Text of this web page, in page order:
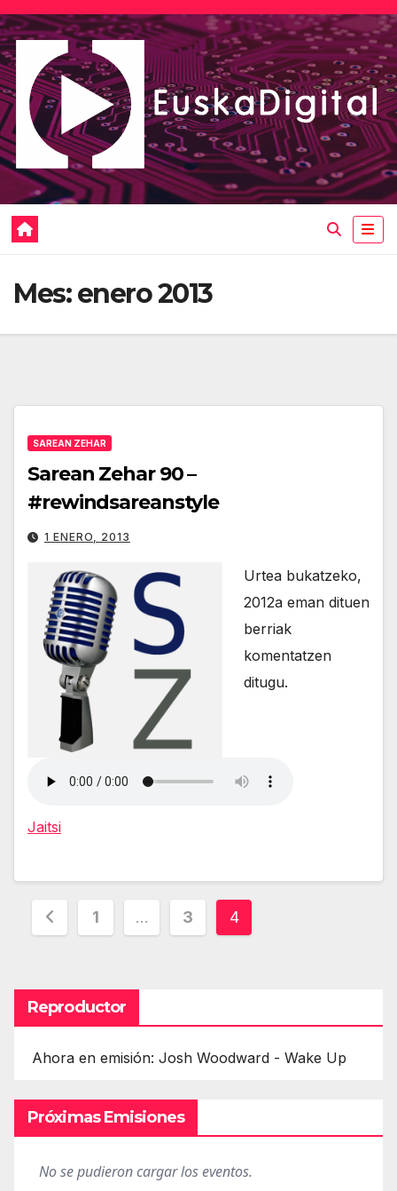
Saltar
al
contenido
Mes:enero 2013
SAREAN ZEHAR
Sarean Zehar 90 –
#rewindsareanstyle
1 ENERO, 2013
Urtea bukatzeko,
2012a eman dituen
berriak
komentatzen
ditugu.
Jaitsi
Paginación
entradas
1 … 3 4
Reproductor
Ahora en emisión: Josh Woodward - Wake Up
Próximas Emisiones